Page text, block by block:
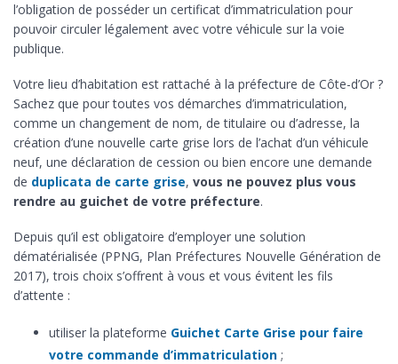
l’obligation de posséder un certificat d’immatriculation pour
pouvoir circuler légalement avec votre véhicule sur la voie
publique.
Votre lieu d’habitation est rattaché à la préfecture de Côte-d’Or ?
Sachez que pour toutes vos démarches d’immatriculation,
comme un changement de nom, de titulaire ou d’adresse, la
création d’une nouvelle carte grise lors de l’achat d’un véhicule
neuf, une déclaration de cession ou bien encore une demande
de duplicata de carte grise, vous ne pouvez plus vous
rendre au guichet de votre préfecture.
Depuis qu’il est obligatoire d’employer une solution
dématérialisée (PPNG, Plan Préfectures Nouvelle Génération de
2017), trois choix s’offrent à vous et vous évitent les fils
d’attente :
utiliser la plateforme Guichet Carte Grise pour faire
votre commande d’immatriculation ;